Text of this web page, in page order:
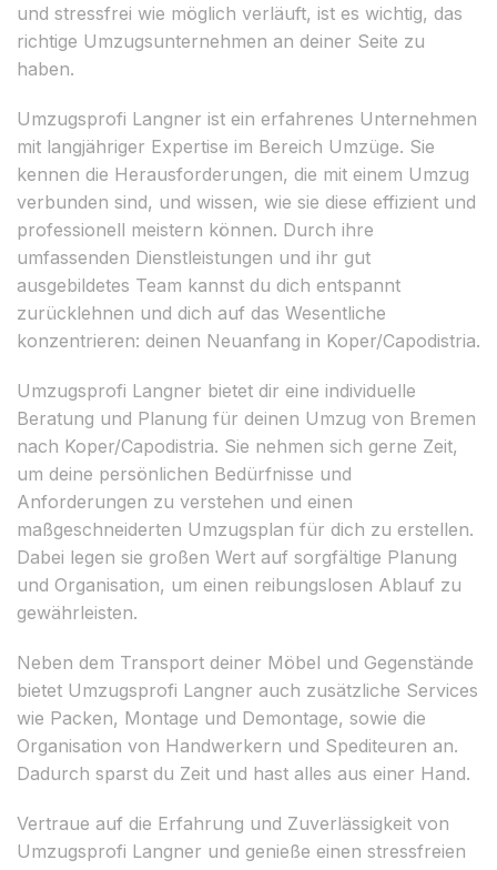
und stressfrei wie möglich verläuft, ist es wichtig, das
richtige Umzugsunternehmen an deiner Seite zu
haben.
Umzugsprofi Langner ist ein erfahrenes Unternehmen
mit langjähriger Expertise im Bereich Umzüge. Sie
kennen die Herausforderungen, die mit einem Umzug
verbunden sind, und wissen, wie sie diese effizient und
professionell meistern können. Durch ihre
umfassenden Dienstleistungen und ihr gut
ausgebildetes Team kannst du dich entspannt
zurücklehnen und dich auf das Wesentliche
konzentrieren: deinen Neuanfang in Koper/Capodistria.
Umzugsprofi Langner bietet dir eine individuelle
Beratung und Planung für deinen Umzug von Bremen
nach Koper/Capodistria. Sie nehmen sich gerne Zeit,
um deine persönlichen Bedürfnisse und
Anforderungen zu verstehen und einen
maßgeschneiderten Umzugsplan für dich zu erstellen.
Dabei legen sie großen Wert auf sorgfältige Planung
und Organisation, um einen reibungslosen Ablauf zu
gewährleisten.
Neben dem Transport deiner Möbel und Gegenstände
bietet Umzugsprofi Langner auch zusätzliche Services
wie Packen, Montage und Demontage, sowie die
Organisation von Handwerkern und Spediteuren an.
Dadurch sparst du Zeit und hast alles aus einer Hand.
Vertraue auf die Erfahrung und Zuverlässigkeit von
Umzugsprofi Langner und genieße einen stressfreien